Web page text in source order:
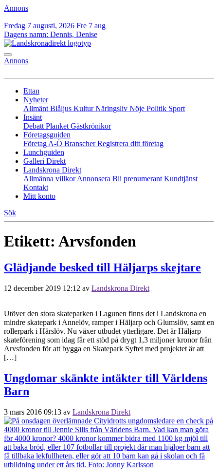
Annons
Fredag 7 augusti, 2026 Fre 7 aug
Dagens namn: Dennis, Denise
Annons
Ettan
Nyheter
Allmänt Blåljus KulturNäringsliv Nöje Politik Sport
Insänt
Debatt Planket Gästkrönikor
Företagsguiden
Företag A-Ö BranscherRegistrera ditt företag
Lunchguiden
Galleri Direkt
Landskrona Direkt
Allmänna villkorAnnonsera Bli prenumerant Kundtjänst
Kontakt
Mitt konto
Sök
Etikett: Arvsfonden
Glädjande besked till Häljarps skejtare
12 december 2019 12:12 av Landskrona Direkt
Utöver den stora skateparken i Lagunen finns det i Landskrona en
mindre skatepark i Annelöv, ramper i Häljarp och Glumslöv, samt en
rollerpark i Härslöv. Nu växer utbudet ytterligare. Det är Häljarp
skateförening som idag får ett stöd på drygt 1,3 miljoner kronor från
Arvsfonden för att bygga en Skatepark Syftet med projektet är att
[…]
Ungdomar skänkte intäkter till Världens
Barn
3 mars 2016 09:13 av Landskrona Direkt